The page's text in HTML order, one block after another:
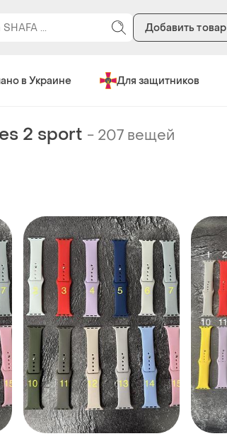
Добавить товар
в Украине Для защитников
2 sport - 207 вещей